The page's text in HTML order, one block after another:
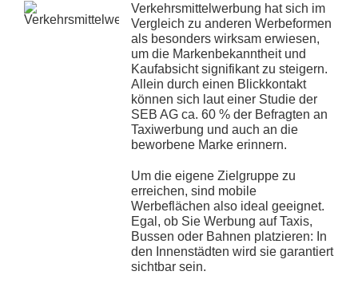
Verkehrsmittelwerbung hat sich im
Vergleich zu anderen Werbeformen
als besonders wirksam erwiesen,
um die Markenbekanntheit und
Kaufabsicht signifikant zu steigern.
Allein durch einen Blickkontakt
können sich laut einer Studie der
SEB AG ca. 60 % der Befragten an
Taxiwerbung und auch an die
beworbene Marke erinnern.
Um die eigene Zielgruppe zu
erreichen, sind mobile
Werbeflächen also ideal geeignet.
Egal, ob Sie Werbung auf Taxis,
Bussen oder Bahnen platzieren: In
den Innenstädten wird sie garantiert
sichtbar sein.